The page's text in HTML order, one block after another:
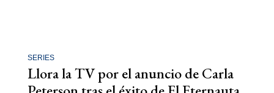
SERIES
Llora la TV por el anuncio de Carla